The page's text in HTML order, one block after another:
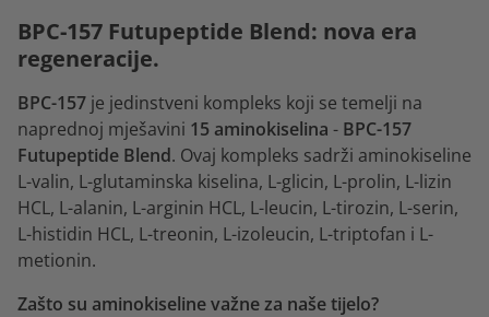
BPC-157 Futupeptide Blend: nova era
regeneracije.
BPC-157 je jedinstveni kompleks koji se temelji na
naprednoj mješavini 15 aminokiselina - BPC-157
Futupeptide Blend. Ovaj kompleks sadrži aminokiseline
L-valin, L-glutaminska kiselina, L-glicin, L-prolin, L-lizin
HCL, L-alanin, L-arginin HCL, L-leucin, L-tirozin, L-serin,
L-histidin HCL, L-treonin, L-izoleucin, L-triptofan i L-
metionin.
Zašto su aminokiseline važne za naše tijelo?